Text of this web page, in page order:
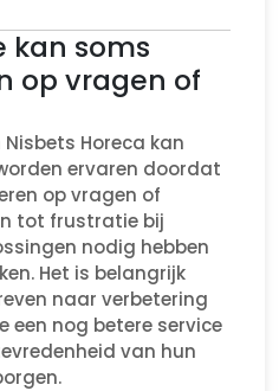
kan soms
op vragen of
Horeca kan
ervaren doordat
op vragen of
tot frustratie bij
nodig hebben
Het is belangrijk
naar verbetering
een nog betere service
van hun